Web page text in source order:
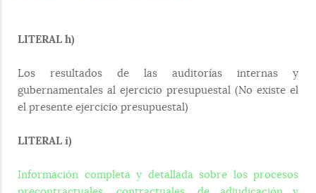
LITERAL h)
Los resultados de las auditorías internas y
gubernamentales al ejercicio presupuestal (No existe el
el presente ejercicio presupuestal)
LITERAL i)
Información completa y detallada sobre los procesos